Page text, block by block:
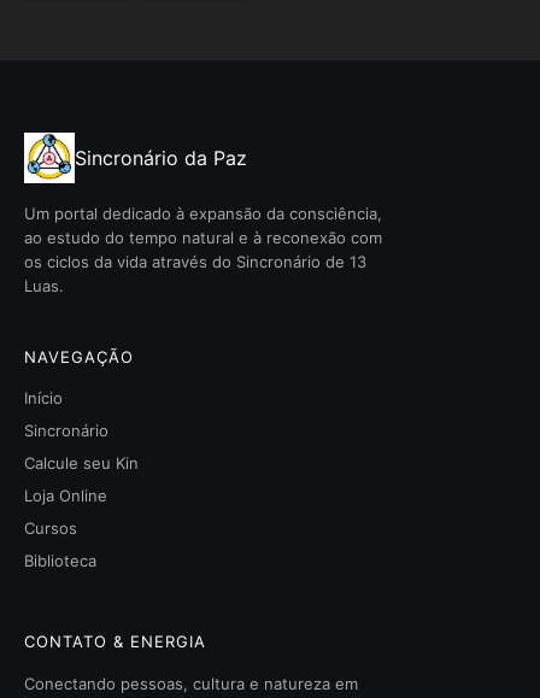
Sincronário da Paz
Um portal dedicado à expansão da consciência,
ao estudo do tempo natural e à reconexão com
os ciclos da vida através do Sincronário de 13
Luas.
NAVEGAÇÃO
Início
Sincronário
Calcule seu Kin
Loja Online
Cursos
Biblioteca
CONTATO & ENERGIA
Conectando pessoas, cultura e natureza em